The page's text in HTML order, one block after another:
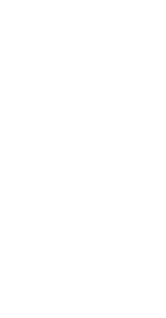
La izquierda
Andalucía,
escrutinio de
PP, que se
lidera José